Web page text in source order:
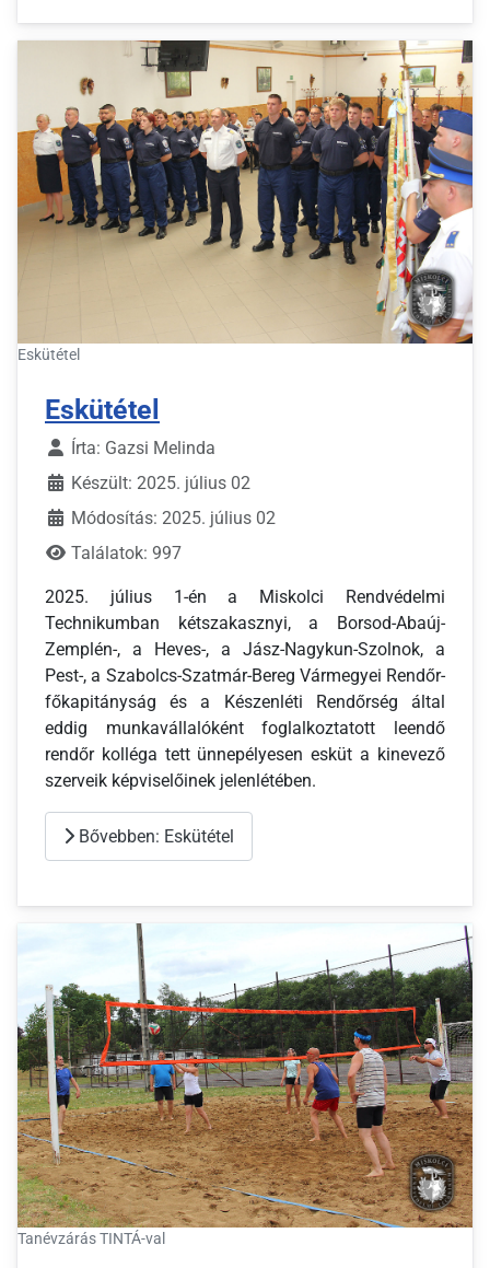
Eskütétel
Eskütétel
Írta: Gazsi Melinda
Készült: 2025. július 02
Módosítás: 2025. július 02
Találatok: 997
2025. július 1-én a Miskolci Rendvédelmi
Technikumban kétszakasznyi, a Borsod-Abaúj-
Zemplén-, a Heves-, a Jász-Nagykun-Szolnok, a
Pest-, a Szabolcs-Szatmár-Bereg Vármegyei Rendőr-
főkapitányság és a Készenléti Rendőrség által
eddig munkavállalóként foglalkoztatott leendő
rendőr kolléga tett ünnepélyesen esküt a kinevező
szerveik képviselőinek jelenlétében.
Bővebben: Eskütétel
Tanévzárás TINTÁ-val